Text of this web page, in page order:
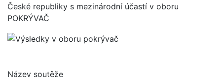
České republiky s mezinárodní účastí v oboru
POKRÝVAČ
Název soutěže